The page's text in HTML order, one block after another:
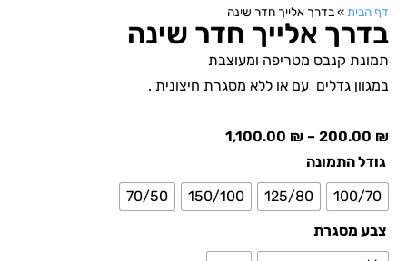
דף הבית »בדרך אלייך חדר שינה
בדרך אלייך חדר שינה
תמונת קנבס מטריפה ומעוצבת
במגוון גדלים עם או ללא מסגרת חיצונית .
200.00 ₪
–
1,100.00 ₪
גודל התמונה
100/70
125/80
150/100
70/50
צבע מסגרת